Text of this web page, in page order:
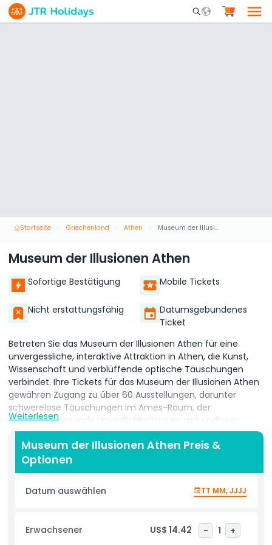
Mobile Search
Startseite Griechenland Athen Museum der Illusionen Athen
Museum der Illusionen Athen
Sofortige Bestätigung Mobile Tickets
Nicht erstattungsfähig
Datumsgebundenes
Ticket
Betreten Sie das Museum der Illusionen Athen für eine
unvergessliche, interaktive Attraktion in Athen, die Kunst,
Wissenschaft und verblüffende optische Täuschungen
verbindet. Ihre Tickets für das Museum der Illusionen Athen
gewähren Zugang zu über 60 Ausstellungen, darunter
schwerelose Täuschungen im Ames-Raum, der
schwindelerregende Unendlichkeitsraum mit endlosen
Spiegelreflexionen und immersive VR-Erlebnisse, die Sie in
eine andere Dimension versetzen. Perfekt für Familien,
Paare und Instagram-Enthusiasten bietet dieses interaktive
Museum endlose Fotomöglichkeiten von Hologrammen
und rotierenden Tunneln bis hin zu 3D-anamorpher Kunst,
die von der Wand hervortritt. Entdecken Sie die
Erklärungen, während Sie Trugkunst-Installationen
erkunden, die Wahrnehmung herausfordern und Neugier
Weiterlesen
Museum der Illusionen Athen Preis &
Optionen
Datum auswählen TT MM, JJJJ
Erwachsener US$ 14.42 - 1 +